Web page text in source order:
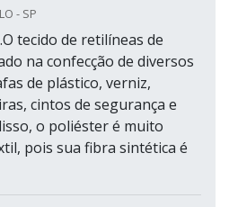
- SP
tecido de retilíneas de
na confecção de diversos
de plástico, verniz,
cintos de segurança e
o poliéster é muito
pois sua fibra sintética é